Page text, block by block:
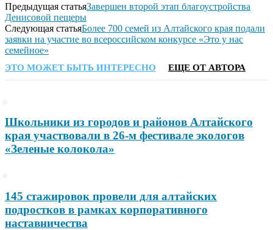
Предыдущая статьяЗавершен второй этап благоустройства
Денисовой пещеры
Следующая статьяБолее 700 семей из Алтайского края подали
заявки на участие во всероссийском конкурсе «Это у нас
семейное»
ЭТО МОЖЕТ БЫТЬ ИНТЕРЕСНО ЕЩЕ ОТ АВТОРА
Школьники из городов и районов Алтайского
края участвовали в 26-м фестивале экологов
«Зеленые колокола»
145 стажировок провели для алтайских
подростков в рамках корпоративного
наставничества